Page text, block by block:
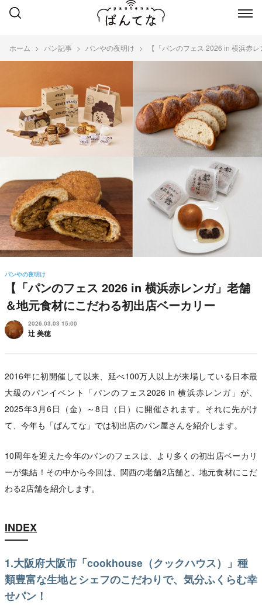
ホーム パン記事 パンやの夜明け 【「パンのフェス 2026 in 横浜赤
パンやの夜明け
【「パンのフェス 2026 in 横浜赤レンガ」老舗
＆地元食材にこだわる初出店ベーカリー
2026.03.03 15:00
辻 美穂
2016年に初開催して以来、延べ100万人以上が来場している日本最
大級のパンイベント「パンのフェス2026 in 横浜赤レンガ」が、
2025年3月6日（金）～8日（日）に開催されます。それに先がけ
て、今年も「ぱんてな」では初出店のパン屋さんを紹介します。
10周年を迎えた今年のパンのフェスは、より多くの初出店ベーカリ
ーが集結！その中から今回は、関西の老舗2店舗と、地元食材にこだ
わる2店舗を紹介します。
INDEX
1.大阪府大阪市「cookhouse（クックハウス）」種
類豊富な生地とシェフのこだわりで、気分ふくらむ幸
せパン！